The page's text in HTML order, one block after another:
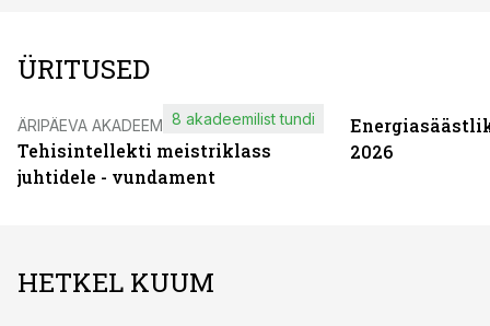
ÜRITUSED
ÄRIPÄEVA AKADEEMIA
Tehisintellekti meistriklass
juhtidele - vundament
8 akadeemilist tundi
2026
HETKEL KUUM